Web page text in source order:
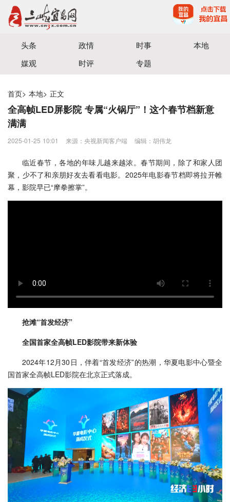
宜昌三峡融媒体中心主办
头条 政情 时事
本地
媒观
时评 专题
首页> 本地> 正文
全高帧LED屏影院 专属“火锅厅”！这个春节档新意
满满
2025-01-25 10:01 来源：央视新闻客户端 编辑：胡伟龙
临近春节，各地的年味儿越来越浓。春节期间，除了和家人团
聚，少不了和亲朋好友去看看电影。2025年电影春节档即将拉开帷
幕，影院早已“摩拳擦掌”。
抢滩“首发经济”
全国首家全高帧LED影院带来新体验
2024年12月30日，伴着“首发经济”的热潮，华夏电影中心暨全
国首家全高帧LED影院在北京正式落成。